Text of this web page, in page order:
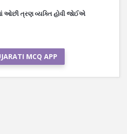
ઓછી ત્રણ વ્યક્તિ હોવી જોઈએ
MCQ APP